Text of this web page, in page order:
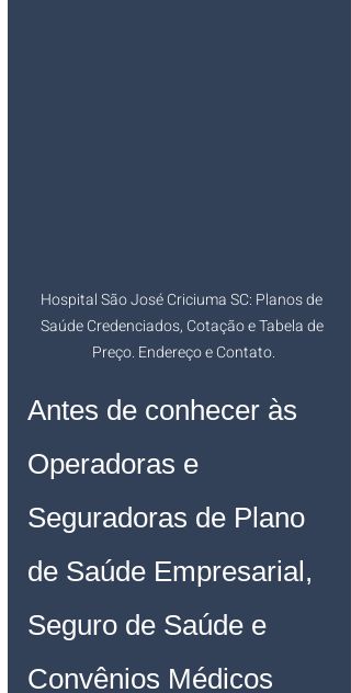
Hospital São José Criciuma SC: Planos de
Saúde Credenciados, Cotação e Tabela de
Preço. Endereço e Contato.
Antes de conhecer às
Operadoras e
Seguradoras de Plano
de Saúde Empresarial,
Seguro de Saúde e
Convênios Médicos